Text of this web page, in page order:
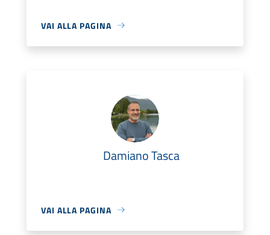
VAI ALLA PAGINA
Damiano Tasca
VAI ALLA PAGINA